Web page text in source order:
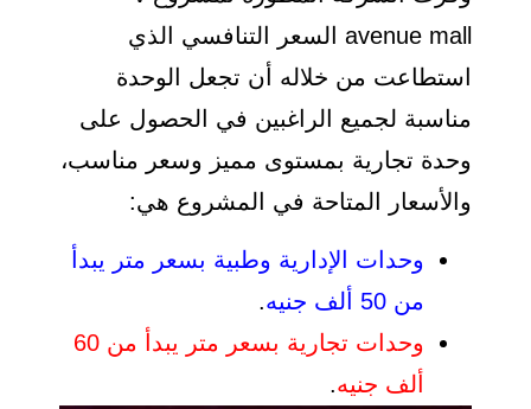
avenue mall السعر التنافسي الذي
استطاعت من خلاله أن تجعل الوحدة
مناسبة لجميع الراغبين في الحصول على
وحدة تجارية بمستوى مميز وسعر مناسب،
والأسعار المتاحة في المشروع هي:
وحدات الإدارية وطبية بسعر متر يبدأ
من 50 ألف جنيه
.
وحدات تجارية بسعر متر يبدأ من 60
ألف جنيه.